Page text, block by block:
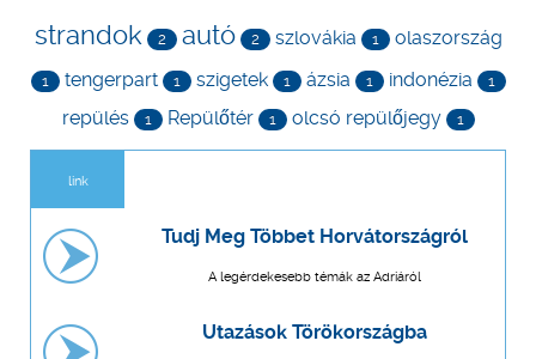
strandok 2 autó 2 szlovákia 1 olaszország
1 tengerpart 1 szigetek 1 ázsia 1 indonézia 1
repülés 1 Repülőtér 1 olcsó repülőjegy 1
link
Tudj Meg Többet Horvátországról
A legérdekesebb témák az Adriáról
Utazások Törökországba